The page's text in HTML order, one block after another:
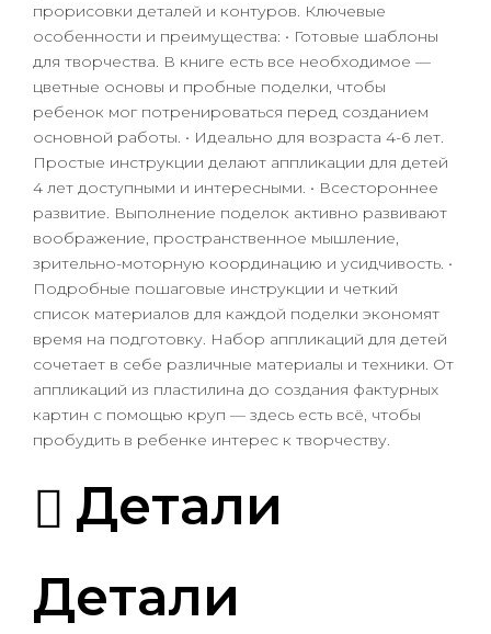
прорисовки деталей и контуров. Ключевые
особенности и преимущества: • Готовые шаблоны
для творчества. В книге есть все необходимое —
цветные основы и пробные поделки, чтобы
ребенок мог потренироваться перед созданием
основной работы. • Идеально для возраста 4-6 лет.
Простые инструкции делают аппликации для детей
4 лет доступными и интересными. • Всестороннее
развитие. Выполнение поделок активно развивают
воображение, пространственное мышление,
зрительно-моторную координацию и усидчивость. •
Подробные пошаговые инструкции и четкий
список материалов для каждой поделки экономят
время на подготовку. Набор аппликаций для детей
сочетает в себе различные материалы и техники. От
аппликаций из пластилина до создания фактурных
картин с помощью круп — здесь есть всё, чтобы
пробудить в ребенке интерес к творчеству.
Детали
Детали